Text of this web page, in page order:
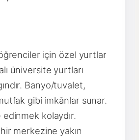
için özel yurtlar
üniversite yurtları
Banyo/tuvalet,
gibi imkânlar sunar.
kolaydır.
merkezine yakın